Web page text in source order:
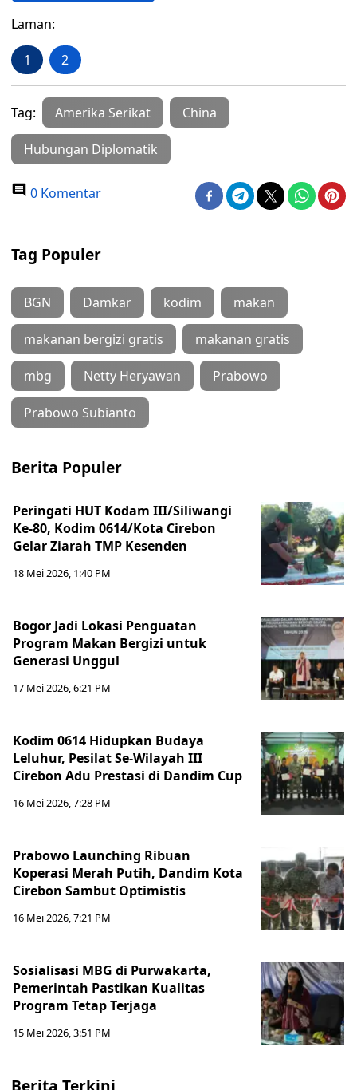
Laman:
1 2
Tag: Amerika Serikat China
Hubungan Diplomatik
0 Komentar
Tag Populer
BGN Damkar kodim makan
makanan bergizi gratis makanan gratis
mbg Netty Heryawan Prabowo
Prabowo Subianto
Berita Populer
Peringati HUT Kodam III/Siliwangi
Ke-80, Kodim 0614/Kota Cirebon
Gelar Ziarah TMP Kesenden
18 Mei 2026, 1:40 PM
Bogor Jadi Lokasi Penguatan
Program Makan Bergizi untuk
Generasi Unggul
17 Mei 2026, 6:21 PM
Kodim 0614 Hidupkan Budaya
Leluhur, Pesilat Se-Wilayah III
Cirebon Adu Prestasi di Dandim Cup
16 Mei 2026, 7:28 PM
Prabowo Launching Ribuan
Koperasi Merah Putih, Dandim Kota
Cirebon Sambut Optimistis
16 Mei 2026, 7:21 PM
Sosialisasi MBG di Purwakarta,
Pemerintah Pastikan Kualitas
Program Tetap Terjaga
15 Mei 2026, 3:51 PM
Berita Terkini